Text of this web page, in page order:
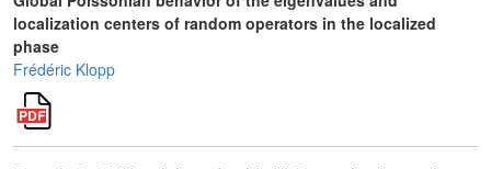
localization centers of random operators in the localized
phase
Frédéric Klopp